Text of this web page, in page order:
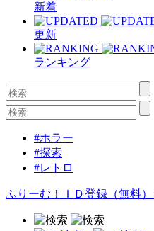
新着
更新
ランキング
#ホラー
#探索
#レトロ
ふりーむ！ＩＤ登録（無料）